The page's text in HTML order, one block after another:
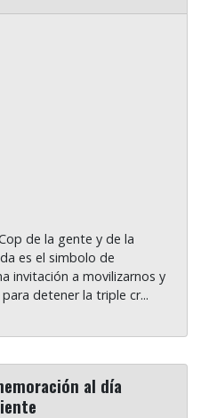
de la gente y de la
es el simbolo de
invitación a movilizarnos y
detener la triple cr...
al día